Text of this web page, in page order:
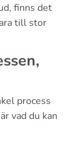
finns det
till stor
process
vad du kan